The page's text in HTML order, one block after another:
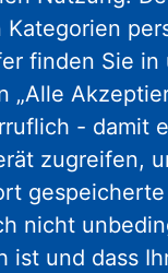
04.08.2026
finden Sie in
„Alle
- damit
zugreifen,
nicht
ist und dass